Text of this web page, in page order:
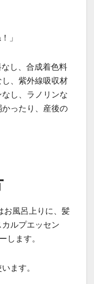
」
し、合成着色料
、紫外線吸収材
し、ラノリンな
ったり、産後の
お風呂上りに、髪
ルプエッセン
します。
ます。